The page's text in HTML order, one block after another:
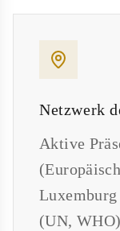
Netzwerk
Aktive
(UN,